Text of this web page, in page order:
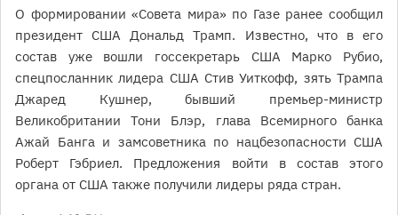
О формировании «Совета мира» по Газе ранее сообщил
президент США Дональд Трамп. Известно, что в его
состав уже вошли госсекретарь США Марко Рубио,
спецпосланник лидера США Стив Уиткофф, зять Трампа
Джаред Кушнер, бывший премьер-министр
Великобритании Тони Блэр, глава Всемирного банка
Ажай Банга и замсоветника по нацбезопасности США
Роберт Гэбриел. Предложения войти в состав этого
органа от США также получили лидеры ряда стран.